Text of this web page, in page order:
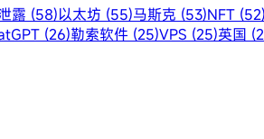
露 (58)以太坊 (55)马斯克 (53)NFT (52)
(26)勒索软件 (25)VPS (25)英国